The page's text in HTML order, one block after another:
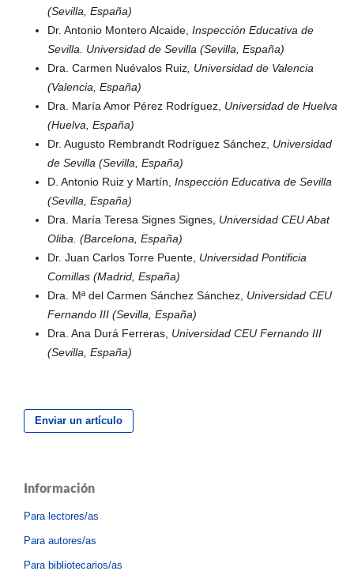
(Sevilla, España)
Dr. Antonio Montero Alcaide, Inspección Educativa de
Sevilla. Universidad de Sevilla (Sevilla, España)
Dra. Carmen Nuévalos Ruiz, Universidad de Valencia
(Valencia, España)
Dra. María Amor Pérez Rodríguez, Universidad de Huelva
(Huelva, España)
Dr. Augusto Rembrandt Rodríguez Sánchez, Universidad
de Sevilla (Sevilla, España)
D. Antonio Ruiz y Martín, Inspección Educativa de Sevilla
(Sevilla, España)
Dra. María Teresa Signes Signes, Universidad CEU Abat
Oliba. (Barcelona, España)
Dr. Juan Carlos Torre Puente, Universidad Pontificia
Comillas (Madrid, España)
Dra. Mª del Carmen Sánchez Sánchez, Universidad CEU
Fernando III (Sevilla, España)
Dra. Ana Durá Ferreras, Universidad CEU Fernando III
(Sevilla, España)
Enviar un artículo
Información
Para lectores/as
Para autores/as
Para bibliotecarios/as